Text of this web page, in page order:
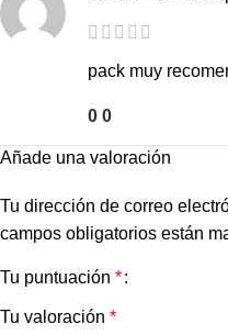
pack muy
0 0
Añade una valoración
Tu dirección de correo
campos obligatorios están
Tu puntuación *
Tu valoración *